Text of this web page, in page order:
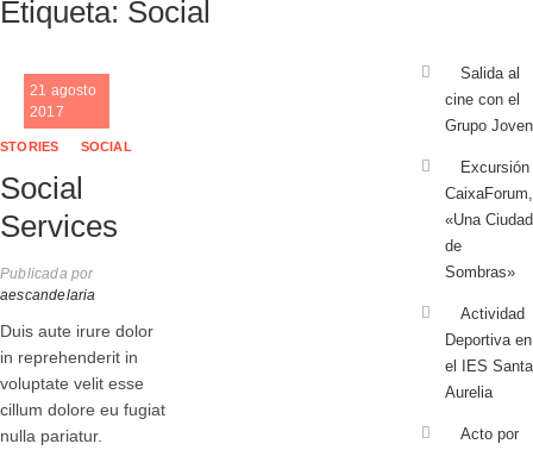
Etiqueta: Social
21 agosto
2017
STORIES SOCIAL
Social
Services
Publicada por
aescandelaria
Duis aute irure dolor
in reprehenderit in
voluptate velit esse
cillum dolore eu fugiat
nulla pariatur.
Salida al
cine con el
Grupo Joven
Excursión
CaixaForum,
«Una Ciudad
de
Sombras»
Actividad
Deportiva en
el IES Santa
Aurelia
Acto por